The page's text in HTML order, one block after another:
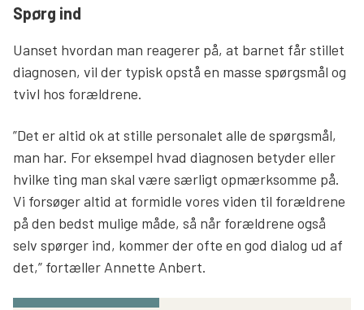
Spørg ind
Uanset hvordan man reagerer på, at barnet får stillet
diagnosen, vil der typisk opstå en masse spørgsmål og
tvivl hos forældrene.
”Det er altid ok at stille personalet alle de spørgsmål,
man har. For eksempel hvad diagnosen betyder eller
hvilke ting man skal være særligt opmærksomme på.
Vi forsøger altid at formidle vores viden til forældrene
på den bedst mulige måde, så når forældrene også
selv spørger ind, kommer der ofte en god dialog ud af
det,” fortæller Annette Anbert.